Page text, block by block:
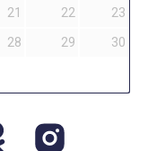
21 22
23
28 29
30